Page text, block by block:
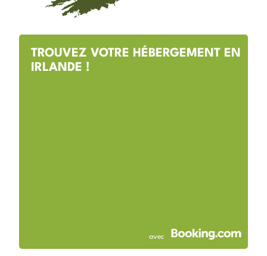
TROUVEZ VOTRE HÉBERGEMENT EN
IRLANDE !
avec